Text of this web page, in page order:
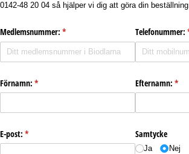
0142-48 20 04 så hjälper vi dig att göra din
Medlemsnummer: *
(krävs) Telefonummer:
Förnamn: *
(krävs) Efternamn: *
E-post: *
(krävs) Samtycke
Ja Nej